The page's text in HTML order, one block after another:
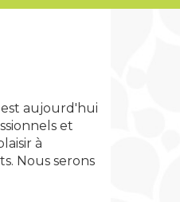
est aujourd'hui
et
à
Nous serons